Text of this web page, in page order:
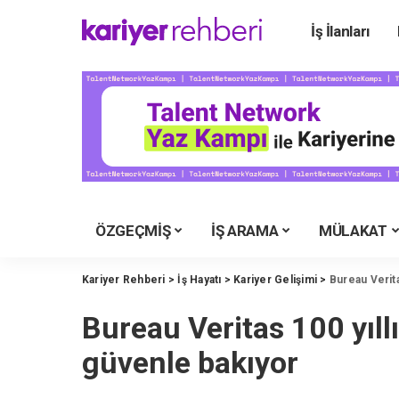
İş İlanları
ÖZGEÇMİŞ İŞ ARAMA MÜLAKAT
Kariyer Rehberi > İş Hayatı > Kariyer Gelişimi > Bureau
Bureau Veritas 100
güvenle bakıyor